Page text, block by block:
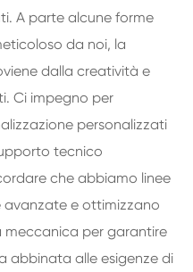
A parte alcune forme
da noi, la
dalla creatività e
Ci impegno per
personalizzati
tecnico
che abbiamo linee
e ottimizzano
per garantire
abbinata alle esigenze di